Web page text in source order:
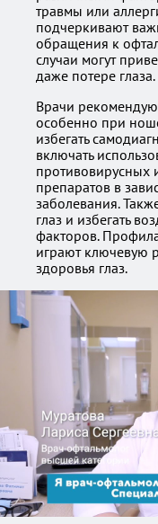
травмы или
подчеркивают
обращения к
случаи могут
даже потере глаза.
Врачи
особенно при
избегать
включать
противовирусных
препаратов в
заболевания.
глаз и избегать
факторов.
играют ключевую
здоровья глаз.